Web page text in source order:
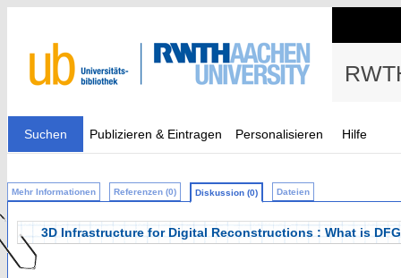
Suchen Publizieren & Eintragen Personalisieren Hilfe
Mehr Informationen Referenzen (0) Diskussion (0) Dateien
3D Infrastructure for Digital Reconstructions : What is